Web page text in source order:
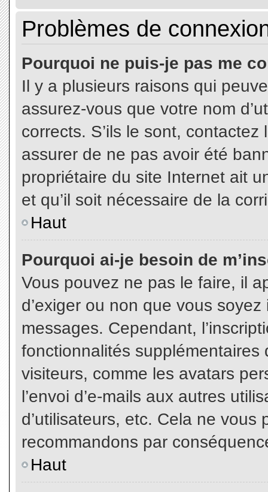
Problèmes de
Pourquoi ne puis-je pas me
Il y a plusieurs raisons qui
assurez-vous que votre nom
corrects. S’ils le sont,
assurer de ne pas avoir été
propriétaire du site Internet ait
et qu’il soit nécessaire de la
Haut
Pourquoi ai-je besoin de
Vous pouvez ne pas le faire, il
d’exiger ou non que vous
messages. Cependant,
fonctionnalités
visiteurs, comme les avatars
l’envoi d’e-mails aux autres
d’utilisateurs, etc. Cela ne vous
recommandons par
Haut